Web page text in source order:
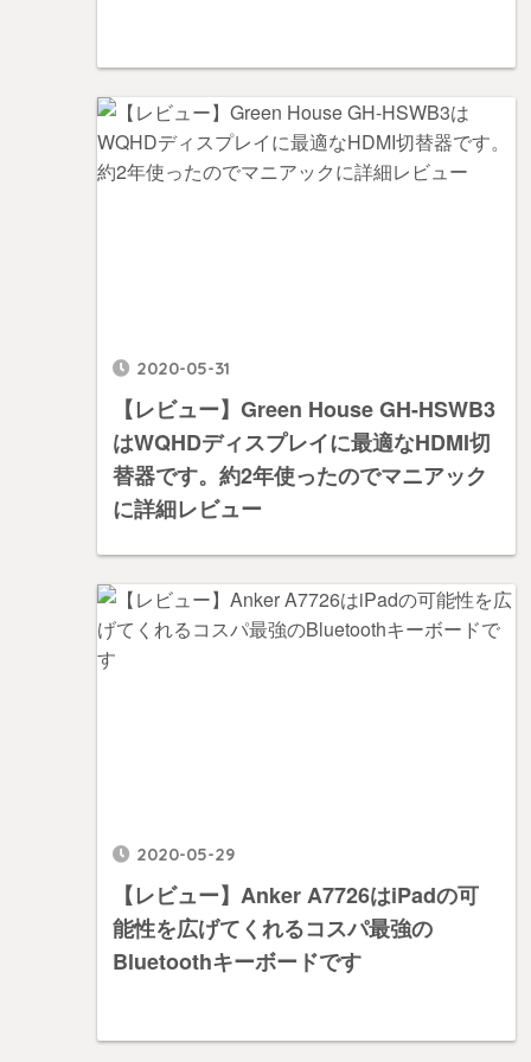
2020-05-31
【レビュー】Green House GH-HSWB3
はWQHDディスプレイに最適なHDMI切
替器です。約2年使ったのでマニアック
に詳細レビュー
2020-05-29
【レビュー】Anker A7726はiPadの可
能性を広げてくれるコスパ最強の
Bluetoothキーボードです